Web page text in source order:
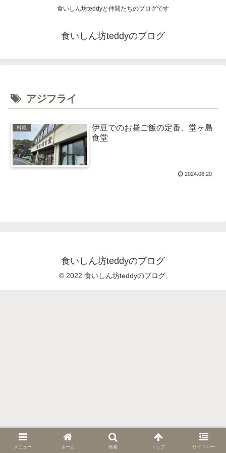
食いしん坊teddyと仲間たちのブログです
食いしん坊teddyのブログ
アジフライ
料理
伊豆でのお昼ご飯の定番、堂ヶ島
食堂
2024.08.20
食いしん坊teddyのブログ
© 2022 食いしん坊teddyのブログ.
メニュー ホーム 検索 トップ サイドバー